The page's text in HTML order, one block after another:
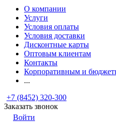
О компании
Услуги
Условия оплаты
Условия доставки
Дисконтные карты
Оптовым клиентам
Контакты
Корпоративным и
...
+7 (8452) 320-300
Заказать звонок
Войти